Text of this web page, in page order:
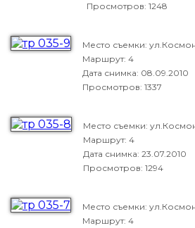
Просмотров: 1248
Место съемки:
Маршрут: 4
Дата снимка: 08.09.2010
Просмотров: 1337
Место съемки:
Маршрут: 4
Дата снимка: 23.07.2010
Просмотров: 1294
Место съемки:
Маршрут: 4